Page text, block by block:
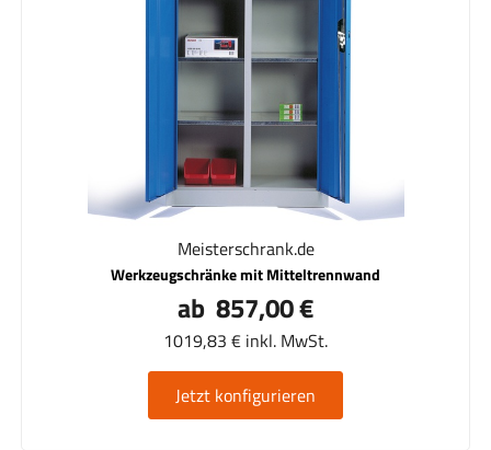
Meisterschrank.de
Werkzeugschränke mit Mitteltrennwand
ab 857,00 €
1019,83 € inkl. MwSt.
Jetzt konfigurieren